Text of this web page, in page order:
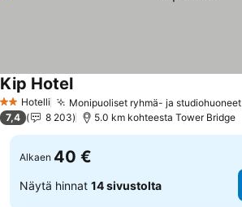
2 Tähtiluokitus
Hotelli Monipuoliset ryhmä- ja studiohuoneet
Kip Hotel
7,4 8 203 5.0 km kohteesta Tower Bridge
Alkaen 40 €
Näytä hinnat 14 sivustolta